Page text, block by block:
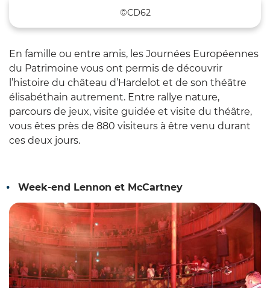
©CD62
En famille ou entre amis, les Journées Européennes
du Patrimoine vous ont permis de découvrir
l’histoire du château d’Hardelot et de son théâtre
élisabéthain autrement. Entre rallye nature,
parcours de jeux, visite guidée et visite du théâtre,
vous êtes près de 880 visiteurs à être venu durant
ces deux jours.
Week-end Lennon et McCartney